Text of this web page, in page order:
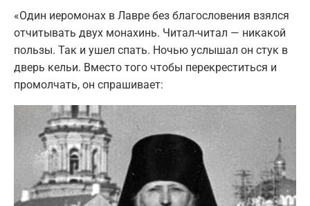
«Один иеромонах в Лавре без благословения взялся
отчитывать двух монахинь. Читал-читал — никакой
пользы. Так и ушел спать. Ночью услышал он стук в
дверь кельи. Вместо того чтобы перекреститься и
промолчать, он спрашивает: